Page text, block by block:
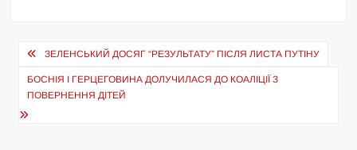
Навігація
записів
ЗЕЛЕНСЬКИЙ ДОСЯГ “РЕЗУЛЬТАТУ” ПІСЛЯ ЛИСТА ПУТІНУ
БОСНІЯ І ГЕРЦЕГОВИНА ДОЛУЧИЛАСЯ ДО КОАЛІЦІЇ З
ПОВЕРНЕННЯ ДІТЕЙ